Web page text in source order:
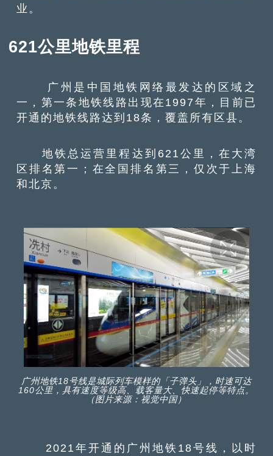
业。
621公里地铁里程
广州是中国地铁网络最发达的区域之
一，第一条地铁线路出现在1997年，目前已
开通的地铁线路达到18条，覆盖所有区县。
地铁总运营里程达到621公里，在大湾
区排名第一；在全国排名第三，仅次于上海
和北京。
广州地铁18号线是城际列车模样的「子弹头」，时速可达
160公里，具有速度等级高、载客量大、快速起停等特点。
（图片来源：视觉中国）
2021年开通的广州地铁18号线，以时